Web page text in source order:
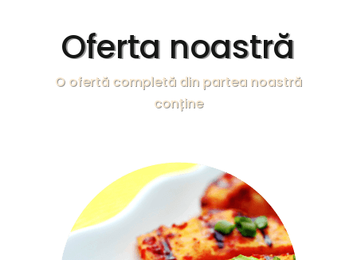
Oferta noastră
O ofertă completă din partea noastră
conține